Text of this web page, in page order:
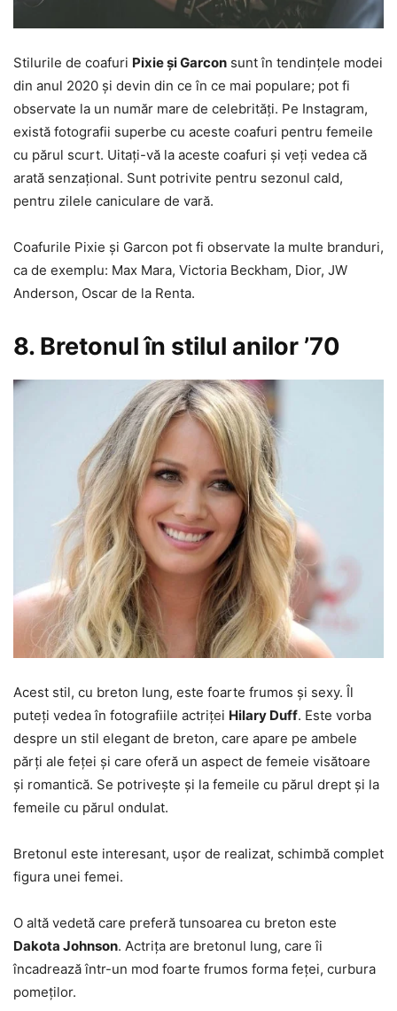
Stilurile de coafuri Pixie și Garcon sunt în tendințele modei
din anul 2020 și devin din ce în ce mai populare; pot fi
observate la un număr mare de celebrități. Pe Instagram,
există fotografii superbe cu aceste coafuri pentru femeile
cu părul scurt. Uitați-vă la aceste coafuri și veți vedea că
arată senzațional. Sunt potrivite pentru sezonul cald,
pentru zilele caniculare de vară.
Coafurile Pixie și Garcon pot fi observate la multe branduri,
ca de exemplu: Max Mara, Victoria Beckham, Dior, JW
Anderson, Oscar de la Renta.
8. Bretonul în stilul anilor ’70
Acest stil, cu breton lung, este foarte frumos și sexy. Îl
puteți vedea în fotografiile actriței Hilary Duff. Este vorba
despre un stil elegant de breton, care apare pe ambele
părți ale feței și care oferă un aspect de femeie visătoare
și romantică. Se potrivește și la femeile cu părul drept și la
femeile cu părul ondulat.
Bretonul este interesant, ușor de realizat, schimbă complet
figura unei femei.
O altă vedetă care preferă tunsoarea cu breton este
Dakota Johnson. Actrița are bretonul lung, care îi
încadrează într-un mod foarte frumos forma feței, curbura
pomeților.